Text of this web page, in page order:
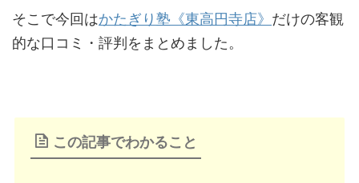
そこで今回はかたぎり塾《東高円寺店》 だけの客観
的な口コミ・評判をまとめました。
この記事でわかること